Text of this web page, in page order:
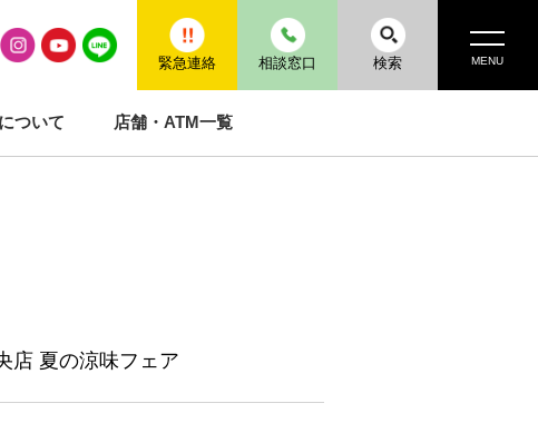
緊急連絡 相談窓口 検索 MENU
ついて 店舗・ATM一覧
店 夏の涼味フェア